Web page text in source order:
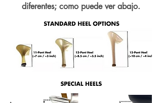
diferentes; como puede ver abajo.